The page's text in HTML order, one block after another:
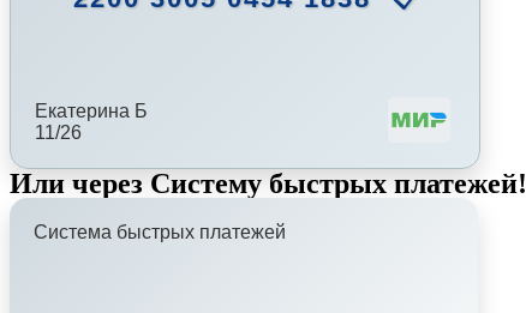
Екатерина Б
11/26
Или через Систему быстрых платежей!
Система быстрых платежей